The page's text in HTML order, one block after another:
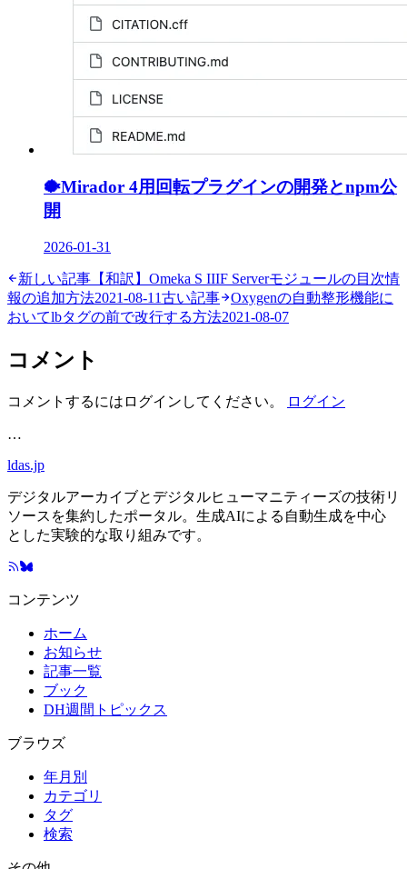
🐡Mirador 4用回転プラグインの開発とnpm公
開
2026-01-31
新しい記事 【和訳】Omeka S IIIF Serverモジュールの目次情
報の追加方法2021-08-11古い記事
Oxygenの自動整形機能に
おいてlbタグの前で改行する方法2021-08-07
コメント
コメントするにはログインしてください。 ログイン
…
ldas.jp
デジタルアーカイブとデジタルヒューマニティーズの技術リ
ソースを集約したポータル。生成AIによる自動生成を中心
とした実験的な取り組みです。
コンテンツ
ホーム
お知らせ
記事一覧
ブック
DH週間トピックス
ブラウズ
年月別
カテゴリ
タグ
検索